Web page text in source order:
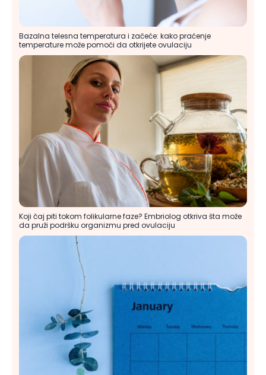
Bazalna telesna temperatura i začeće: kako praćenje
temperature može pomoći da otkrijete ovulaciju
Koji čaj piti tokom folikularne faze? Embriolog otkriva šta može
da pruži podršku organizmu pred ovulaciju